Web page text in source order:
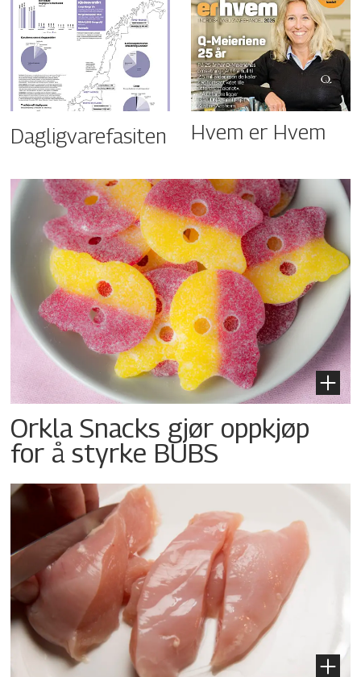
Dagligvarefasiten Hvem er Hvem
Orkla Snacks gjør oppkjøp
for å styrke BUBS